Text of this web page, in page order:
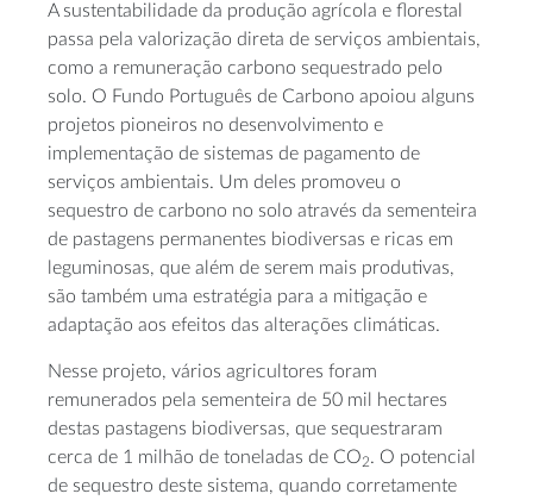
A sustentabilidade da produção agrícola e florestal
passa pela valorização direta de serviços ambientais,
como a remuneração carbono sequestrado pelo
solo. O Fundo Português de Carbono apoiou alguns
projetos pioneiros no desenvolvimento e
implementação de sistemas de pagamento de
serviços ambientais. Um deles promoveu o
sequestro de carbono no solo através da sementeira
de pastagens permanentes biodiversas e ricas em
leguminosas, que além de serem mais produtivas,
são também uma estratégia para a mitigação e
adaptação aos efeitos das alterações climáticas.
Nesse projeto, vários agricultores foram
remunerados pela sementeira de 50 mil hectares
destas pastagens biodiversas, que sequestraram
cerca de 1 milhão de toneladas de CO2. O potencial
de sequestro deste sistema, quando corretamente